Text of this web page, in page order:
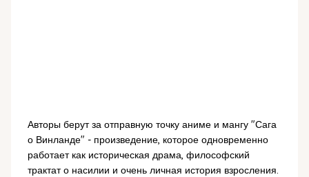
Авторы берут за отправную точку аниме и мангу "Сага
о Винланде" - произведение, которое одновременно
работает как историческая драма, философский
трактат о насилии и очень личная история взросления.